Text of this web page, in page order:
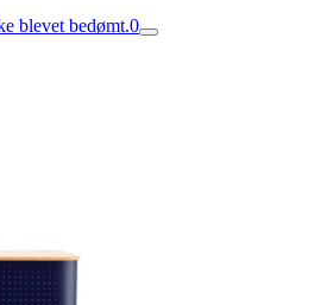
blevet bedømt.0